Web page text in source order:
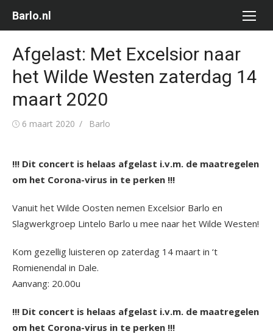
naar
inhoud
Barlo.nl
Afgelast: Met Excelsior naar
het Wilde Westen zaterdag 14
maart 2020
Gepubliceerd
6 maart 2020 Auteur
Barlo
!!! Dit concert is helaas afgelast i.v.m. de maatregelen
om het Corona-virus in te perken !!!
Vanuit het Wilde Oosten nemen Excelsior Barlo en
Slagwerkgroep Lintelo Barlo u mee naar het Wilde Westen!
Kom gezellig luisteren op zaterdag 14 maart in ‘t
Romienendal in Dale.
Aanvang: 20.00u
!!! Dit concert is helaas afgelast i.v.m. de maatregelen
om het Corona-virus in te perken !!!